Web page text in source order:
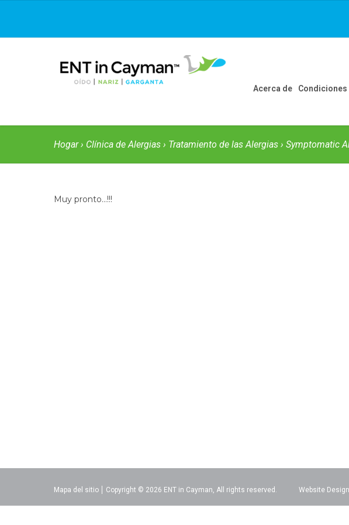
Acerca de Condiciones
Hogar› Clínica de Alergias › Tratamiento de las Alergias › Symptomatic
Muy pronto…!!!
Mapa del sitio Copyright © 2026 ENT in Cayman, All rights reserved. Website